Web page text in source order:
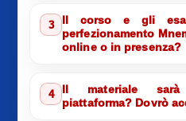
3
Il corso e gli
perfezionamento
online o in presenza?
4
Il materiale
piattaforma? Dovrò